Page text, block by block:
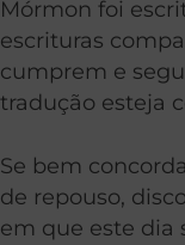
Mórmon foi
escrituras
cumprem e
tradução esteja
Se bem
de repouso,
em que este dia